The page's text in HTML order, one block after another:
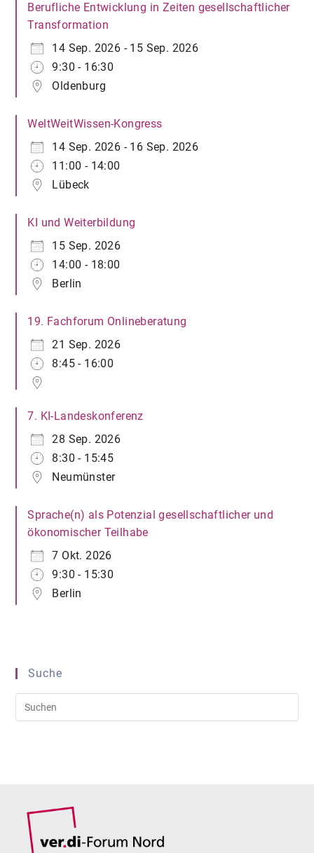
Berufliche Entwicklung in Zeiten gesellschaftlicher
Transformation
14 Sep. 2026 - 15 Sep. 2026
9:30 - 16:30
Oldenburg
WeltWeitWissen-Kongress
14 Sep. 2026 - 16 Sep. 2026
11:00 - 14:00
Lübeck
KI und Weiterbildung
15 Sep. 2026
14:00 - 18:00
Berlin
19. Fachforum Onlineberatung
21 Sep. 2026
8:45 - 16:00
7. KI-Landeskonferenz
28 Sep. 2026
8:30 - 15:45
Neumünster
Sprache(n) als Potenzial gesellschaftlicher und
ökonomischer Teilhabe
7 Okt. 2026
9:30 - 15:30
Berlin
Suche